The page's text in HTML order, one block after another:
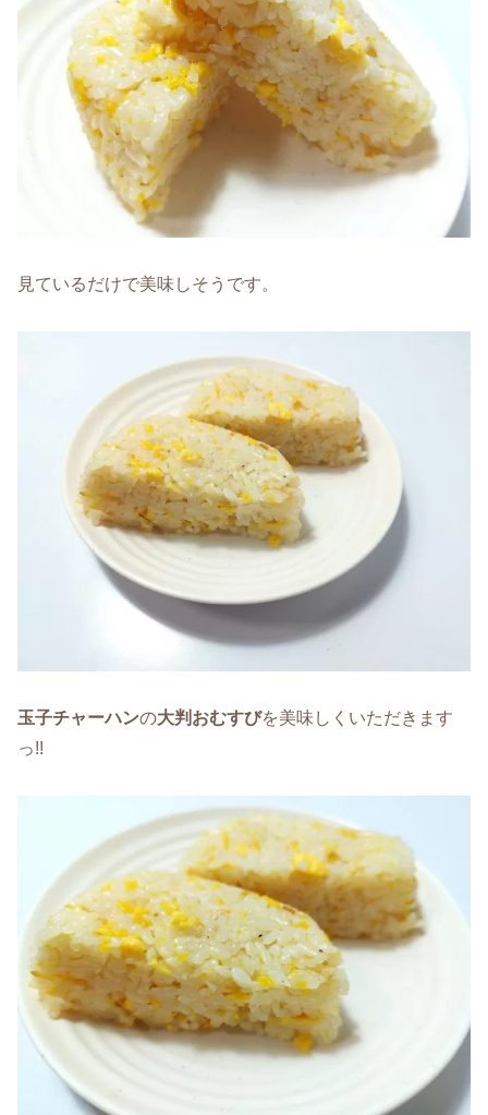
見ているだけで美味しそうです。
玉子チャーハンの大判おむすびを美味しくいただきます
っ!!